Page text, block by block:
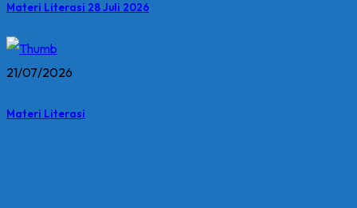
Materi Literasi 28 Juli 2026
21/07/2026
Materi Literasi